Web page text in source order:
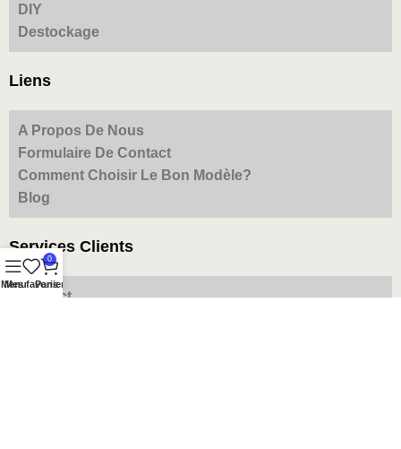
DIY
Destockage
Liens
A Propos De Nous
Formulaire De Contact
Comment Choisir Le Bon Modèle?
Blog
Services Clients
Contact
Menu
Mes favoris
0
Panier